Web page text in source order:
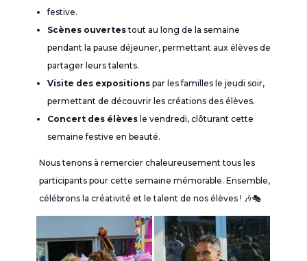
festive.
Scènes ouvertestout au long de la semaine
pendant la pause déjeuner, permettant aux élèves de
partager leurs talents.
Visite des expositionspar les familles le jeudi soir,
permettant de découvrir les créations des élèves.
Concert des élèvesle vendredi, clôturant cette
semaine festive en beauté.
Nous tenons à remercier chaleureusement tous les
participants pour cette semaine mémorable. Ensemble,
célébrons la créativité et le talent de nos élèves ! 🎶🎭